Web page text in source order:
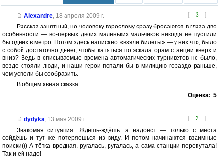
[ 3 ]
Alexandre, 18 апреля 2009 г.
Рассказ занятный, но человеку взрослому сразу бросаются в глаза две
особенности — во-первых двоих маленьких мальчиков никогда не пустили
бы одних в метро. Потом здесь написано «взяли билеты» — у них что, было
с собой достаточно денег, чтобы кататься по эскалаторам станции вверх и
вниз? Ведь в описываемые времена автоматических турникетов не было,
везде стояли люди, и наши герои попали бы в милицию гораздо раньше,
чем успели бы сообразить.
В общем явная сказка.
Оценка: 5
[ 2 ]
dydyka 13 мая 2009 г.
Знакомая ситуация. Ждёшь-ждёшь. а надоест — только с места
сойдёшь и тут же потеряешься из виду. И потом начинаются взаимные
поиски))) А тётка вредная. ругалась, ругалась, а сама станции перепутала!
Так и ей надо!